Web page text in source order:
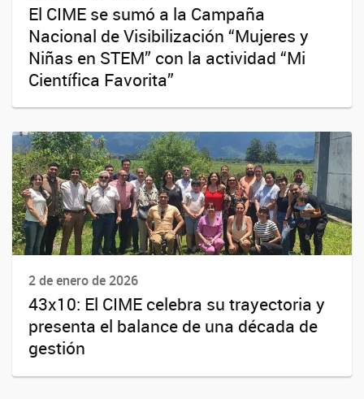
El CIME se sumó a la Campaña
Nacional de Visibilización “Mujeres y
Niñas en STEM” con la actividad “Mi
Científica Favorita”
2 de enero de 2026
43x10: El CIME celebra su trayectoria y
presenta el balance de una década de
gestión